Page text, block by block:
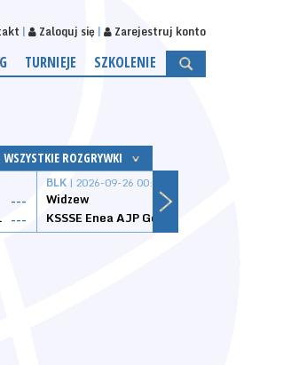
Zaloguj się Zarejestruj konto
TURNIEJE SZKOLENIE
WSZYSTKIE ROZGRYWKI
---
---
BLK | 2026-09-26 00:00
Widzew